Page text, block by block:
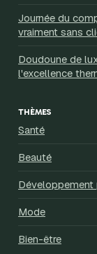
Journée du
vraiment sans
Doudoune de
l'excellence
THÈMES
Santé
Beauté
Développement
Mode
Bien-être